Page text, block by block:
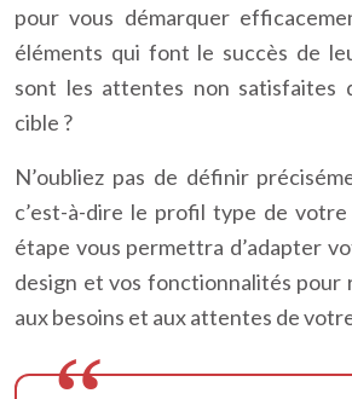
pour vous démarquer
éléments qui font le succès de
sont les attentes non satisfaites
cible ?
N’oubliez pas de définir
c’est-à-dire le profil type de
étape vous permettra d’adapter
design et vos fonctionnalités pour
aux besoins et aux attentes de